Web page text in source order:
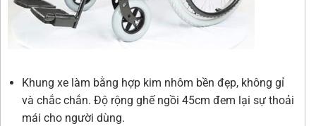
Khung xe làm bằng hợp kim nhôm bền đẹp, không gỉ
và chắc chắn. Độ rộng ghế ngồi 45cm đem lại sự thoải
mái cho người dùng.